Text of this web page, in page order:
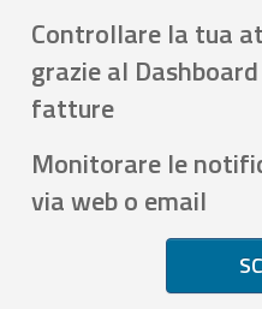
Controllare la tua
grazie al Dashboard
fatture
Monitorare le
via web o email